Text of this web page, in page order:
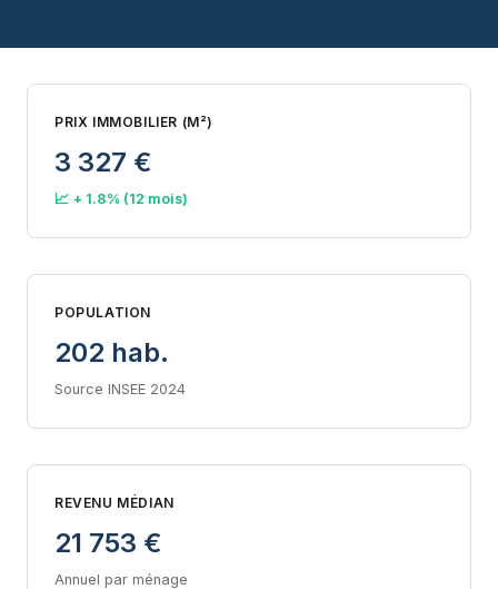
PRIX IMMOBILIER (M²)
3 327 €
📈 + 1.8% (12 mois)
POPULATION
202 hab.
Source INSEE 2024
REVENU MÉDIAN
21 753 €
Annuel par ménage